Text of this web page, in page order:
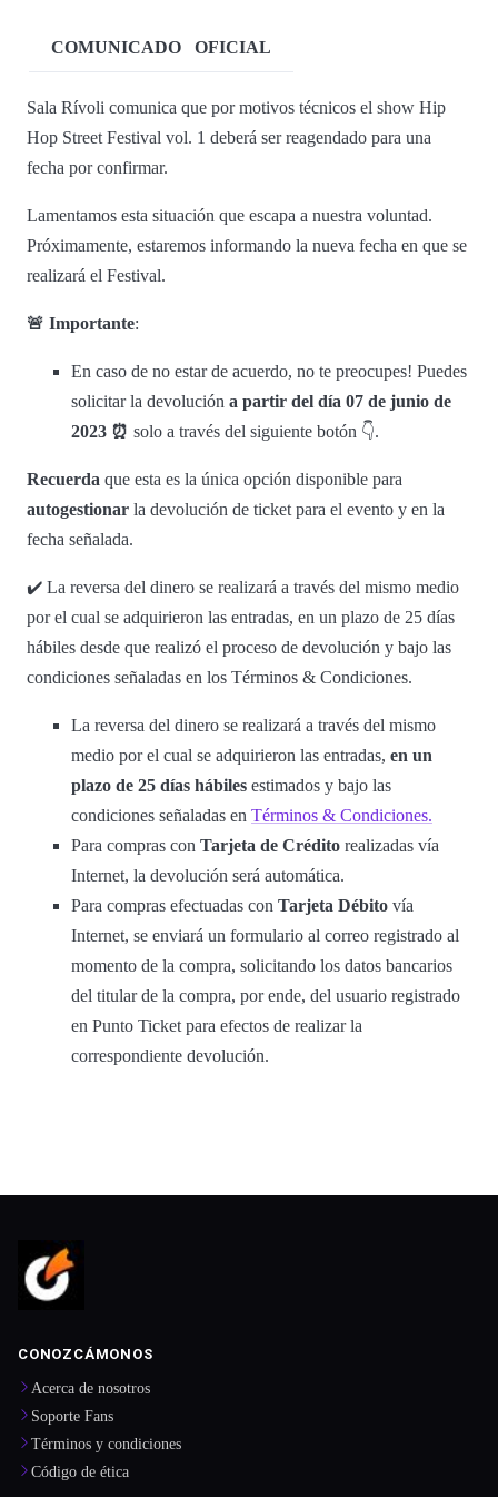
COMUNICADO OFICIAL
Sala Rívoli comunica que por motivos técnicos el show Hip
Hop Street Festival vol. 1 deberá ser reagendado para una
fecha por confirmar.
Lamentamos esta situación que escapa a nuestra voluntad.
Próximamente, estaremos informando la nueva fecha en que se
realizará el Festival.
🚨 Importante:
En caso de no estar de acuerdo, no te preocupes! Puedes
solicitar la devolución a partir del día 07 de junio de
2023 ⏰ solo a través del siguiente botón 👇.
Recuerda que esta es la única opción disponible para
autogestionar la devolución de ticket para el evento y en la
fecha señalada.
✔️ La reversa del dinero se realizará a través del mismo medio
por el cual se adquirieron las entradas, en un plazo de 25 días
hábiles desde que realizó el proceso de devolución y bajo las
condiciones señaladas en los Términos & Condiciones.
La reversa del dinero se realizará a través del mismo
medio por el cual se adquirieron las entradas, en un
plazo de 25 días hábiles estimados y bajo las
condiciones señaladas en Términos & Condiciones.
Para compras con Tarjeta de Crédito realizadas vía
Internet, la devolución será automática.
Para compras efectuadas con Tarjeta Débito vía
Internet, se enviará un formulario al correo registrado al
momento de la compra, solicitando los datos bancarios
del titular de la compra, por ende, del usuario registrado
en Punto Ticket para efectos de realizar la
correspondiente devolución.
CONOZCÁMONOS
Acerca de nosotros
Soporte Fans
Términos y condiciones
Código de ética